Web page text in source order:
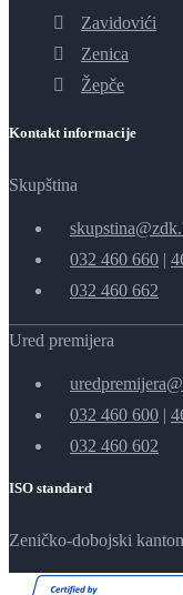
Zavidovići
Zenica
Žepče
Kontakt informacije
Skupština
032 460 660 |
032 460 662
Ured premijera
032 460 600 |
032 460 602
ISO standard
Zeničko-dobojski